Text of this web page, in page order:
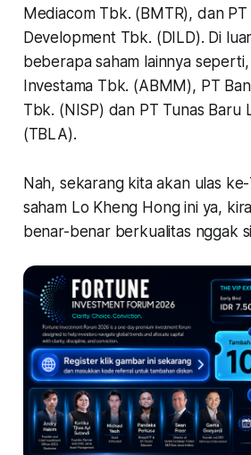
Mediacom Tbk. (BMTR), dan PT
Development Tbk. (DILD). Di
beberapa saham lainnya
Investama Tbk. (ABMM), PT
Tbk. (NISP) dan PT Tunas Baru
(TBLA).
Nah, sekarang kita akan ulas
saham Lo Kheng Hong ini ya,
benar-benar berkualitas nggak